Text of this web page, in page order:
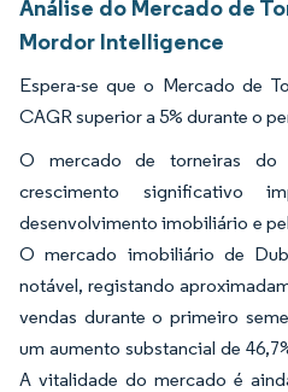
Análise do Mercado de
Mordor Intelligence
Espera-se que o Mercado de
CAGR superior a 5% durante o
O mercado de torneiras
crescimento significativo
desenvolvimento imobiliário e
O mercado imobiliário de
notável, registando
vendas durante o primeiro
um aumento substancial de
A vitalidade do mercado é